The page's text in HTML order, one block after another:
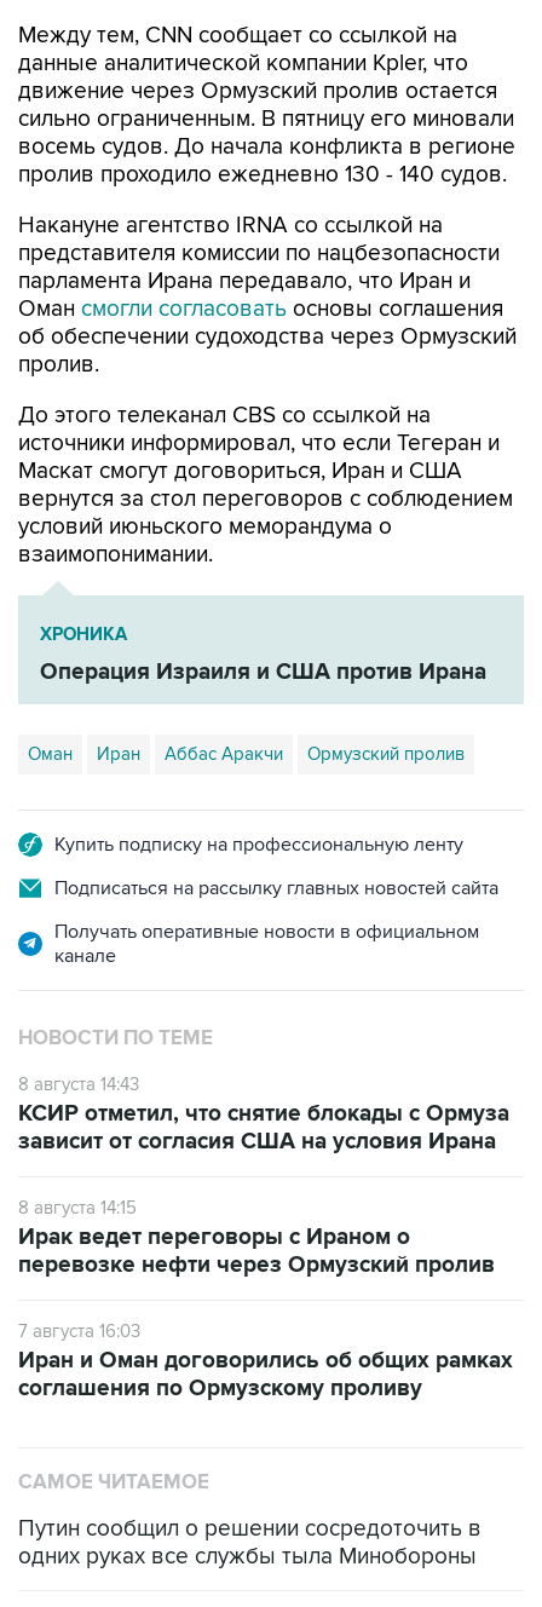
Между тем, CNN сообщает со ссылкой на
данные аналитической компании Kpler, что
движение через Ормузский пролив остается
сильно ограниченным. В пятницу его миновали
восемь судов. До начала конфликта в регионе
пролив проходило ежедневно 130 - 140 судов.
Накануне агентство IRNA со ссылкой на
представителя комиссии по нацбезопасности
парламента Ирана передавало, что Иран и
Оман смогли согласовать основы соглашения
об обеспечении судоходства через Ормузский
пролив.
До этого телеканал CBS со ссылкой на
источники информировал, что если Тегеран и
Маскат смогут договориться, Иран и США
вернутся за стол переговоров с соблюдением
условий июньского меморандума о
взаимопонимании.
ХРОНИКА
Операция Израиля и США против Ирана
Оман Иран Аббас Аракчи Ормузский пролив
Купить подписку на профессиональную ленту
Подписаться на рассылку главных новостей сайта
Получать оперативные новости в официальном
канале
НОВОСТИ ПО ТЕМЕ
8 августа 14:43
КСИР отметил, что снятие блокады с Ормуза
зависит от согласия США на условия Ирана
8 августа 14:15
Ирак ведет переговоры с Ираном о
перевозке нефти через Ормузский пролив
7 августа 16:03
Иран и Оман договорились об общих рамках
соглашения по Ормузскому проливу
САМОЕ ЧИТАЕМОЕ
Путин сообщил о решении сосредоточить в
одних руках все службы тыла Минобороны